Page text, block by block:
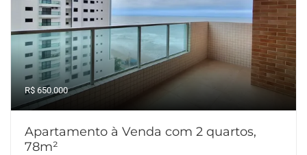
R$ 650.000
Apartamento à Venda com 2 quartos,
78m²